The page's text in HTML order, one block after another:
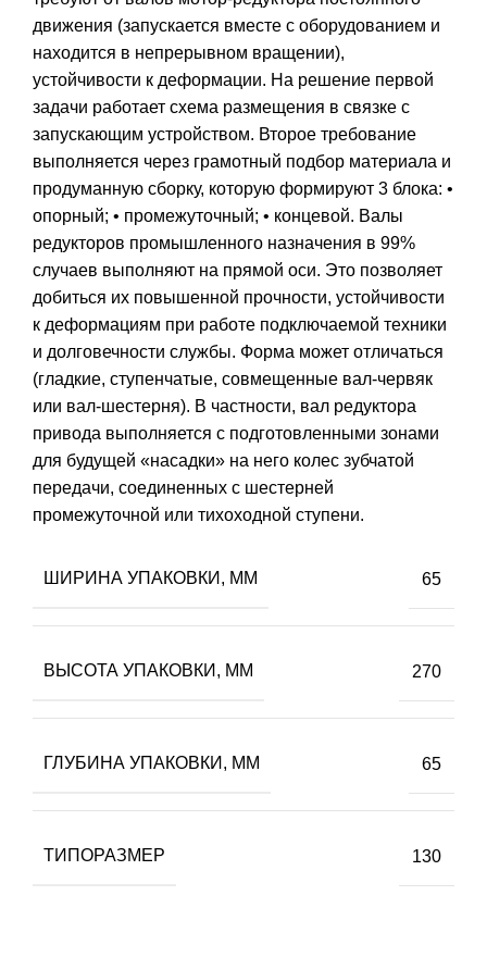
движения (запускается вместе с оборудованием и
находится в непрерывном вращении),
устойчивости к деформации. На решение первой
задачи работает схема размещения в связке с
запускающим устройством. Второе требование
выполняется через грамотный подбор материала и
продуманную сборку, которую формируют 3 блока: •
опорный; • промежуточный; • концевой. Валы
редукторов промышленного назначения в 99%
случаев выполняют на прямой оси. Это позволяет
добиться их повышенной прочности, устойчивости
к деформациям при работе подключаемой техники
и долговечности службы. Форма может отличаться
(гладкие, ступенчатые, совмещенные вал-червяк
или вал-шестерня). В частности, вал редуктора
привода выполняется с подготовленными зонами
для будущей «насадки» на него колес зубчатой
передачи, соединенных с шестерней
промежуточной или тихоходной ступени.
ШИРИНА УПАКОВКИ, ММ 65
ВЫСОТА УПАКОВКИ, ММ 270
ГЛУБИНА УПАКОВКИ, ММ 65
ТИПОРАЗМЕР 130